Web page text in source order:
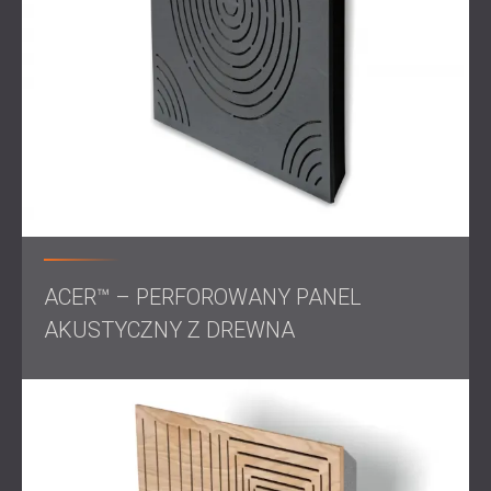
Zakres prac
Inspekcja na miejscu i pomiary akustyczne
Rozpoznanie rezonansu niskiej częstotliwości w
Końcowe badanie poziomu dźwięku w celu
potwierdzenia skuteczności zabiegu
Na podstawie analizy akustycznej firma DECIBEL zaleciła
zastosowanie perforowanych paneli akustycznych, które
skutecznie pochłaniają wybrane pasma niskich
ACER™ – PERFOROWANY PANEL
AKUSTYCZNY Z DREWNA